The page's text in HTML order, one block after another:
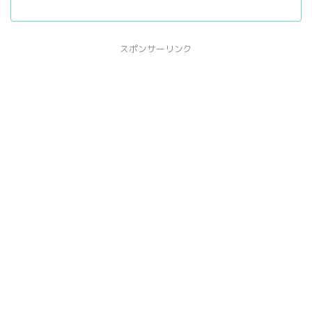
スポンサーリンク